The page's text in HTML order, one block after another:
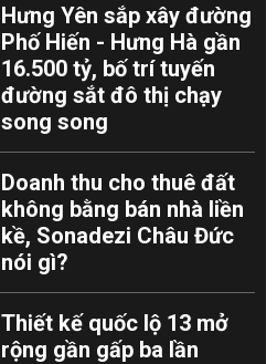
Hưng Yên sắp xây đường
Phố Hiến - Hưng Hà gần
16.500 tỷ, bố trí tuyến
đường sắt đô thị chạy
song song
Doanh thu cho thuê đất
không bằng bán nhà liền
kề, Sonadezi Châu Đức
nói gì?
Thiết kế quốc lộ 13 mở
rộng gần gấp ba lần